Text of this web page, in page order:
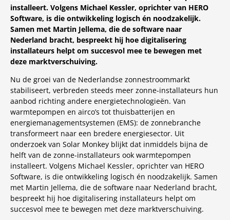
installeert. Volgens Michael Kessler, oprichter van HERO
Software, is die ontwikkeling logisch én noodzakelijk.
Samen met Martin Jellema, die de software naar
Nederland bracht, bespreekt hij hoe digitalisering
installateurs helpt om succesvol mee te bewegen met
deze marktverschuiving.
Nu de groei van de Nederlandse zonnestroommarkt
stabiliseert, verbreden steeds meer zonne-installateurs hun
aanbod richting andere energietechnologieën. Van
warmtepompen en airco’s tot thuisbatterijen en
energiemanagementsystemen (EMS): de zonnebranche
transformeert naar een bredere energiesector. Uit
onderzoek van Solar Monkey blijkt dat inmiddels bijna de
helft van de zonne-installateurs ook warmtepompen
installeert. Volgens Michael Kessler, oprichter van HERO
Software, is die ontwikkeling logisch én noodzakelijk. Samen
met Martin Jellema, die de software naar Nederland bracht,
bespreekt hij hoe digitalisering installateurs helpt om
succesvol mee te bewegen met deze marktverschuiving.